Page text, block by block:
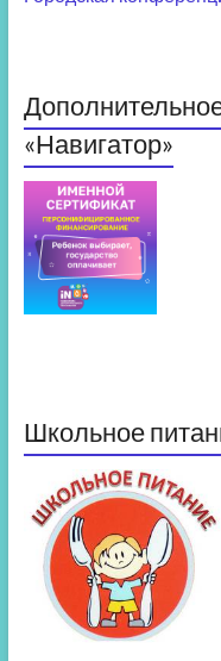
«Навигатор»
Школьное